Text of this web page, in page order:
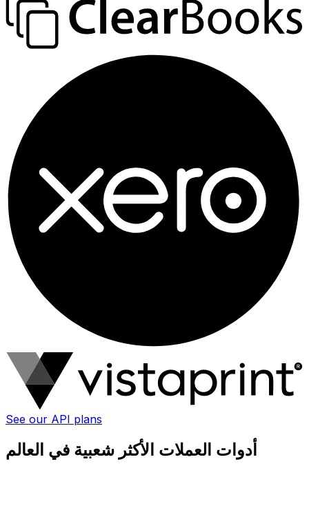
See our API plans
أدوات العملات الأكثر شعبية في العالم